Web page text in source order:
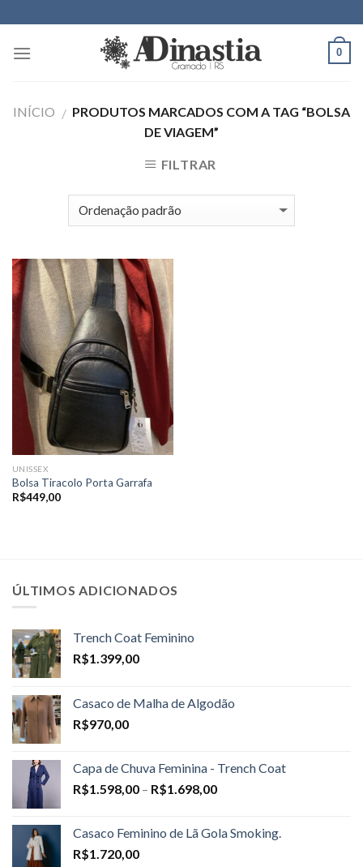
to
content
0
INÍCIO / PRODUTOS MARCADOS COM A TAG “BOLSA
DE VIAGEM”
FILTRAR
UNISSEX
Bolsa Tiracolo Porta Garrafa
R$449,00
ÚLTIMOS ADICIONADOS
Trench Coat Feminino
R$1.399,00
Casaco de Malha de Algodão
R$970,00
Capa de Chuva Feminina - Trench Coat
R$1.598,00 – R$1.698,00Price
through
Casaco Feminino de Lã Gola Smoking.
R$1.720,00